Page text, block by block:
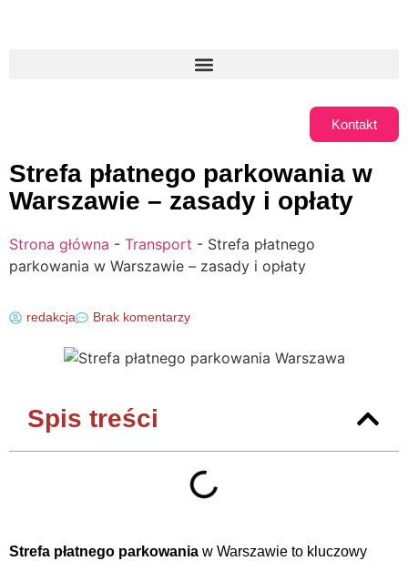
Kontakt
Strefa płatnego parkowania w
Warszawie – zasady i opłaty
Strona główna - Transport - Strefa płatnego
parkowania w Warszawie – zasady i opłaty
redakcja Brak komentarzy
Spis treści
Strefa płatnego parkowania w Warszawie to kluczowy